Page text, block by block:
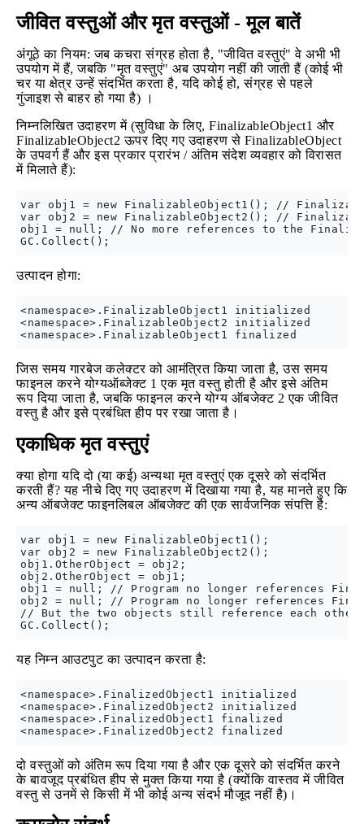
जीवित वस्तुओं और मृत वस्तुओं - मूल बातें
अंगूठे का नियम: जब कचरा संग्रह होता है, "जीवित वस्तुएं" वे अभी भी
उपयोग में हैं, जबकि "मृत वस्तुएं" अब उपयोग नहीं की जाती हैं (कोई भी
चर या क्षेत्र उन्हें संदर्भित करता है, यदि कोई हो, संग्रह से पहले
गुंजाइश से बाहर हो गया है) ।
निम्नलिखित उदाहरण में (सुविधा के लिए, FinalizableObject1 और
FinalizableObject2 ऊपर दिए गए उदाहरण से FinalizableObject
के उपवर्ग हैं और इस प्रकार प्रारंभ / अंतिम संदेश व्यवहार को विरासत
में मिलाते हैं):
var obj1 = new FinalizableObject1(); //
var obj2 = new FinalizableObject2(); //
obj1 = null; // No more references to the
उत्पादन होगा:
<namespace>.FinalizableObject1 initialized
<namespace>.FinalizableObject2 initialized
जिस समय गारबेज कलेक्टर को आमंत्रित किया जाता है, उस समय
फाइनल करने योग्यऑब्जेक्ट 1 एक मृत वस्तु होती है और इसे अंतिम
रूप दिया जाता है, जबकि फाइनल करने योग्य ऑबजेक्ट 2 एक जीवित
वस्तु है और इसे प्रबंधित हीप पर रखा जाता है।
एकाधिक मृत वस्तुएं
क्या होगा यदि दो (या कई) अन्यथा मृत वस्तुएं एक दूसरे को संदर्भित
करती हैं? यह नीचे दिए गए उदाहरण में दिखाया गया है, यह मानते हुए कि
अन्य ऑबजेक्ट फाइनलिबल ऑबजेक्ट की एक सार्वजनिक संपत्ति है:
var obj1 = new FinalizableObject1();
var obj2 = new FinalizableObject2();
obj1.OtherObject = obj2;
obj2.OtherObject = obj1;
obj1 = null; // Program no longer references
obj2 = null; // Program no longer references
// But the two objects still reference each other
यह निम्न आउटपुट का उत्पादन करता है:
<namespace>.FinalizedObject1 initialized
<namespace>.FinalizedObject2 initialized
<namespace>.FinalizedObject1 finalized
दो वस्तुओं को अंतिम रूप दिया गया है और एक दूसरे को संदर्भित करने
के बावजूद प्रबंधित हीप से मुक्त किया गया है (क्योंकि वास्तव में जीवित
वस्तु से उनमें से किसी में भी कोई अन्य संदर्भ मौजूद नहीं है)।